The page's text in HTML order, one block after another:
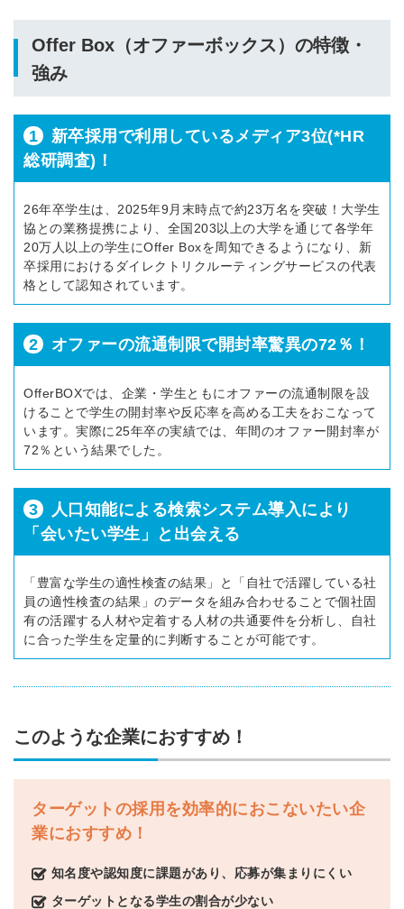
Offer Box（オファーボックス）の特徴・
強み
1
新卒採用で利用しているメディア3位(*HR
総研調査)！
26年卒学生は、2025年9月末時点で約23万名を突破！大学生
協との業務提携により、全国203以上の大学を通じて各学年
20万人以上の学生にOffer Boxを周知できるようになり、新
卒採用におけるダイレクトリクルーティングサービスの代表
格として認知されています。
2 オファーの流通制限で開封率驚異の72％！
OfferBOXでは、企業・学生ともにオファーの流通制限を設
けることで学生の開封率や反応率を高める工夫をおこなって
います。実際に25年卒の実績では、年間のオファー開封率が
72％という結果でした。
3
人口知能による検索システム導入により
「会いたい学生」と出会える
「豊富な学生の適性検査の結果」と「自社で活躍している社
員の適性検査の結果」のデータを組み合わせることで個社固
有の活躍する人材や定着する人材の共通要件を分析し、自社
に合った学生を定量的に判断することが可能です。
このような企業におすすめ！
ターゲットの採用を効率的におこないたい企
業におすすめ！
知名度や認知度に課題があり、応募が集まりにくい
ターゲットとなる学生の割合が少ない